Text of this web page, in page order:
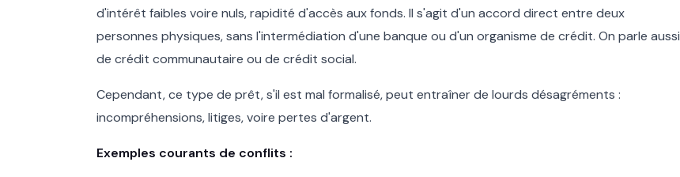
d'intérêt faibles voire nuls, rapidité d'accès aux fonds. Il s'agit d'un accord direct entre deux
personnes physiques, sans l'intermédiation d'une banque ou d'un organisme de crédit. On parle aussi
de crédit communautaire ou de crédit social.
Cependant, ce type de prêt, s'il est mal formalisé, peut entraîner de lourds désagréments :
incompréhensions, litiges, voire pertes d'argent.
Exemples courants de conflits :